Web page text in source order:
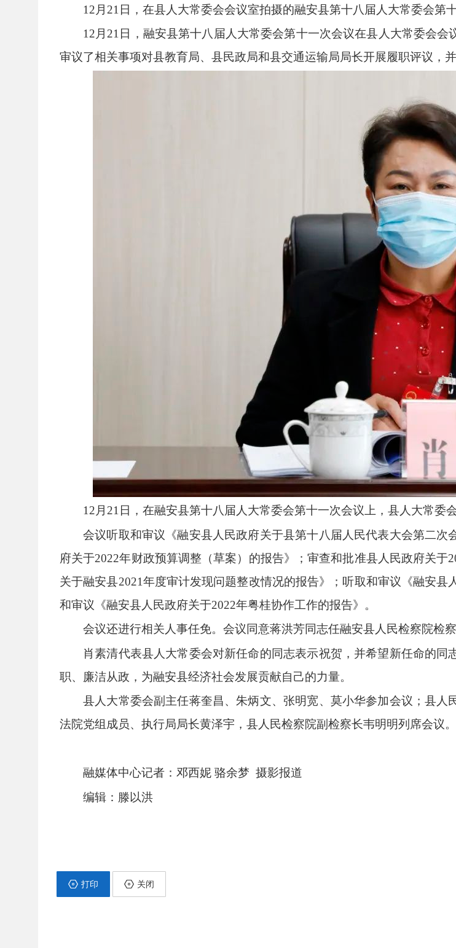
12月21日，在县人大常委会会议室拍摄的融安县第十八届人大常委会第
12月21日，融安县第十八届人大常委会第十一次会议在县人大常委会
审议了相关事项对县教育局、县民政局和县交通运输局局长开展履职评议，
12月21日，在融安县第十八届人大常委会第十一次会议上，县人大常委
会议听取和审议《融安县人民政府关于县第十八届人民代表大会第二
府关于2022年财政预算调整（草案）的报告》；审查和批准县人民政府关
关于融安县2021年度审计发现问题整改情况的报告》；听取和审议《融安
和审议《融安县人民政府关于2022年粤桂协作工作的报告》。
会议还进行相关人事任免。会议同意蒋洪芳同志任融安县人民检察院检
肖素清代表县人大常委会对新任命的同志表示祝贺，并希望新任命的
职、廉洁从政，为融安县经济社会发展贡献自己的力量。
县人大常委会副主任蒋奎昌、朱炳文、张明宽、莫小华参加会议；县
法院党组成员、执行局局长黄泽宇，县人民检察院副检察长韦明明列席会议。
融媒体中心记者：邓西妮 骆余梦 摄影报道
编辑：滕以洪
打印 关闭